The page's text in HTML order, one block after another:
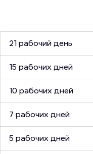
21 рабочий день
15 рабочих дней
10 рабочих дней
7 рабочих дней
5 рабочих дней